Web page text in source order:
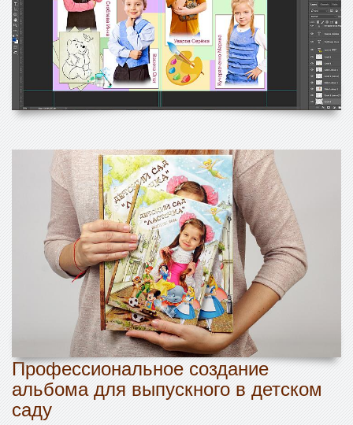
Профессиональное создание
альбома для выпускного в детском
саду